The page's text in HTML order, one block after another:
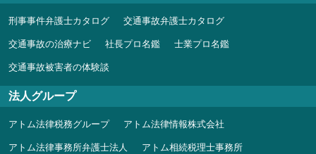
刑事事件弁護士カタログ 交通事故弁護士カタログ
交通事故の治療ナビ 社長プロ名鑑 士業プロ名鑑
交通事故被害者の体験談
法人グループ
アトム法律税務グループ アトム法律情報株式会社
アトム法律事務所弁護士法人 アトム相続税理士事務所